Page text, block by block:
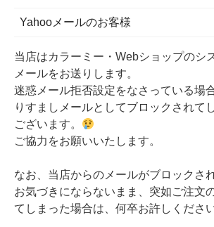
Yahooメールのお客様
当店はカラーミー・Webショップのシ
メールをお送りします。
迷惑メール拒否設定をなさっている場
りすましメールとしてブロックされて
ございます。
ご協力をお願いいたします。
なお、当店からのメールがブロックさ
お気づきにならないまま、突如ご注文
てしまった場合は、何卒お許しください